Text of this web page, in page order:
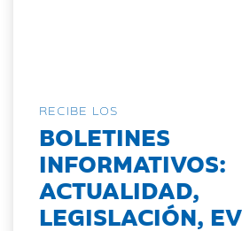
RECIBE LOS
BOLETINES
INFORMATIVOS:
ACTUALIDAD,
LEGISLACIÓN,